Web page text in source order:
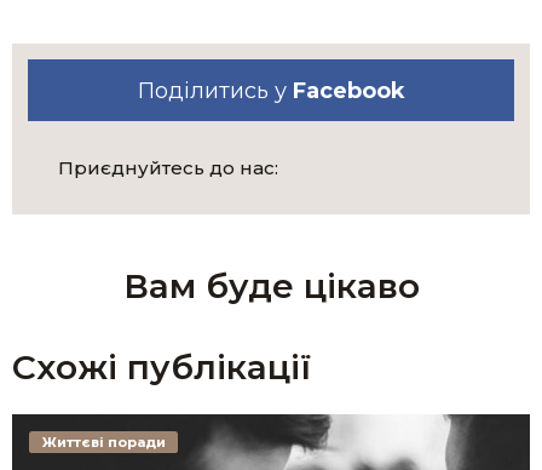
Поділитись у Facebook
Приєднуйтесь до нас:
Вам буде цікаво
Схожі публікації
Життєві поради